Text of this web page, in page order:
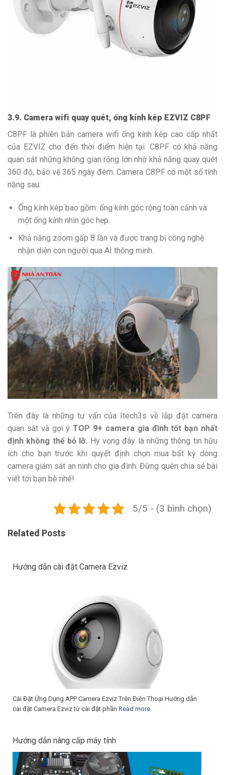
3.9. Camera wifi quay quét, ống kính kép EZVIZ C8PF
C8PF là phiên bản camera wifi ống kính kép cao cấp nhất
của EZVIZ cho đến thời điểm hiện tại. C8PF có khả năng
quan sát những không gian rộng lớn nhờ khả năng quay quét
360 độ, bảo vệ 365 ngày đêm. Camera C8PF có một số tính
năng sau:
Ống kính kép bao gồm: ống kính góc rộng toàn cảnh và
một ống kính nhìn góc hẹp.
Khả năng zoom gấp 8 lần và được trang bị công nghệ
nhận diện con người qua AI thông minh.
Trên đây là những tư vấn của Itech3s về lắp đặt camera
quan sát và gợi ýTOP 9+ camera gia đình tốt bạn nhất
định không thể bỏ lỡ. Hy vọng đây là những thông tin hữu
ích cho bạn trước khi quyết định chọn mua bất kỳ dòng
camera giám sát an ninh cho gia đình. Đừng quên chia sẻ bài
viết tới bạn bè nhé!
5/5 - (3 bình chọn)
Related Posts
Hướng dẫn cài đặt Camera Ezviz
Cài Đặt Ứng Dụng APP Camera Ezviz Trên Điện Thoại Hướng dẫn
cài đặt Camera Ezviz từ cài đặt phần Read more
Hướng dẫn nâng cấp máy tính